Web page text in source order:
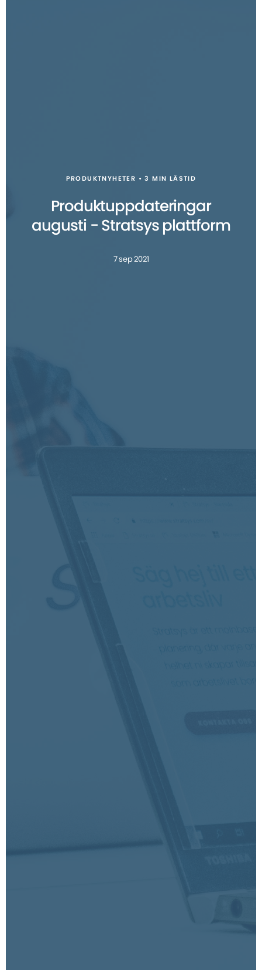
PRODUKTNYHETER • 3 MIN LÄSTID
Produktuppdateringar
augusti - Stratsys plattform
7 sep 2021